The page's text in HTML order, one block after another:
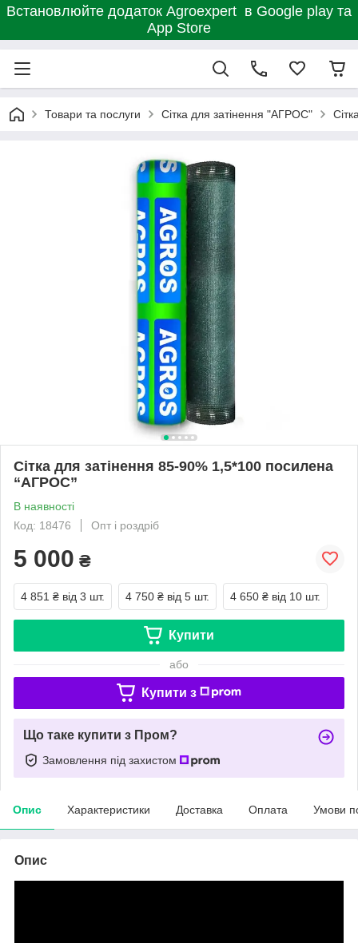
Встановлюйте додаток Agroexpert в Google play та
App Store
Товари та послуги Сітка для затінення "АГРОС"
Сітка для затінення 85-90% 1,5*100 посилена
“AГРОС”
В наявності
Код: 18476
Опт і роздріб
5 000 ₴
4 851 ₴ від 3 шт. 4 750 ₴ від 5 шт. 4 650 ₴ від 10 шт.
Купити
або
Купити з
Що таке купити з Пром?
Замовлення під захистом
Опис Характеристики Доставка Оплата Умови
Опис